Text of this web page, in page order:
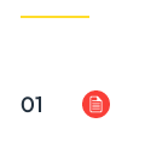
01